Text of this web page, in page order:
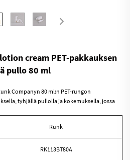
cream PET-pakkauksen
pullo 80 ml
Companyn 80 ml:n PET-rungon
tyhjällä pullolla ja kokemuksella, jossa
Runk
RK113BT80A